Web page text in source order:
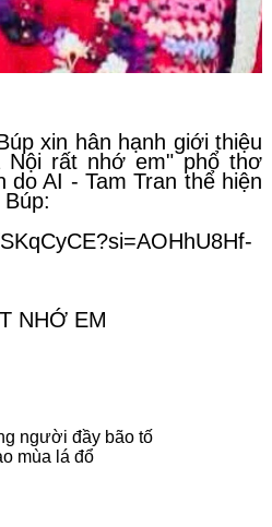
xin hân hạnh giới thiệu
Nội rất nhớ em" phổ thơ
do AI - Tam Tran thể hiện
NHỚ EM
người đầy bão tố
mùa lá đổ